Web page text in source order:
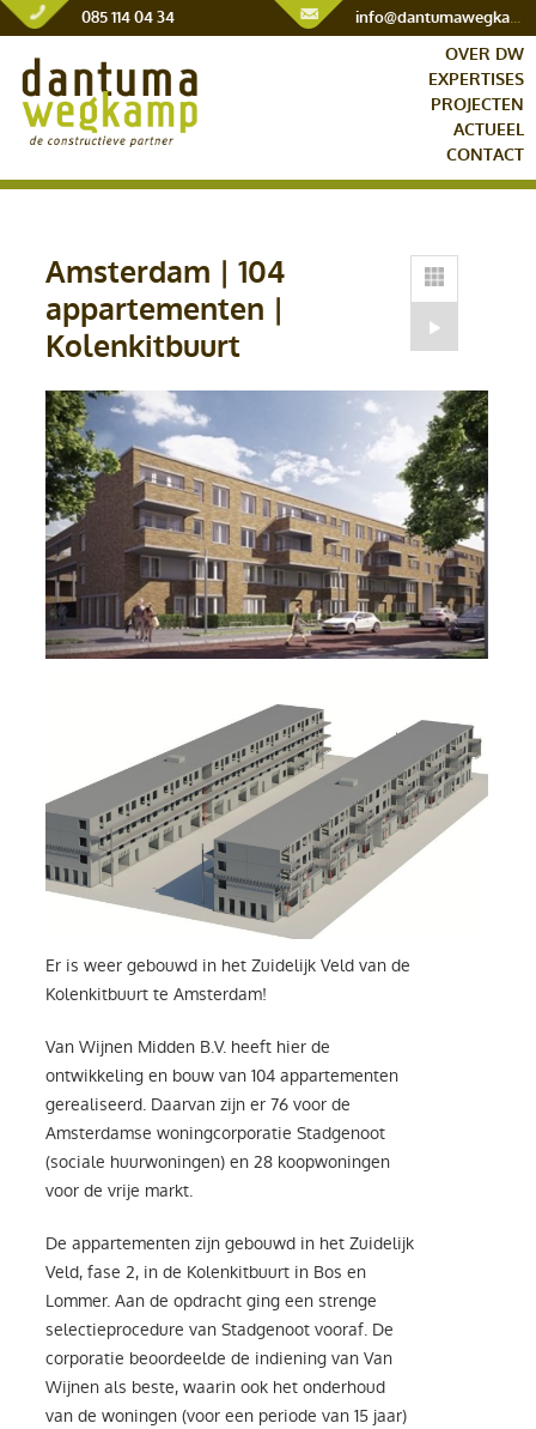
085 114 04 34 info@dantumawegkamp.nl
OVER DW
EXPERTISES
PROJECTEN
ACTUEEL
CONTACT
Amsterdam | 104
appartementen |
Kolenkitbuurt
Er is weer gebouwd in het Zuidelijk Veld van de
Kolenkitbuurt te Amsterdam!
Van Wijnen Midden B.V. heeft hier de
ontwikkeling en bouw van 104 appartementen
gerealiseerd. Daarvan zijn er 76 voor de
Amsterdamse woningcorporatie Stadgenoot
(sociale huurwoningen) en 28 koopwoningen
voor de vrije markt.
De appartementen zijn gebouwd in het Zuidelijk
Veld, fase 2, in de Kolenkitbuurt in Bos en
Lommer. Aan de opdracht ging een strenge
selectieprocedure van Stadgenoot vooraf. De
corporatie beoordeelde de indiening van Van
Wijnen als beste, waarin ook het onderhoud
van de woningen (voor een periode van 15 jaar)